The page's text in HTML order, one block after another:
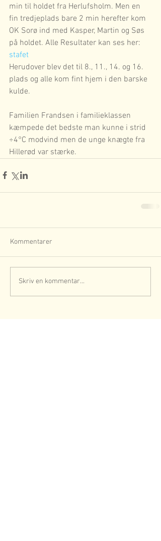
min til holdet fra Herlufsholm. Men en
fin tredjeplads bare 2 min herefter kom
OK Sorø ind med Kasper, Martin og Søs
på holdet. Alle Resultater kan ses her:
stafet
Herudover blev det til 8., 11., 14. og 16.
plads og alle kom fint hjem i den barske
kulde.
Familien Frandsen i familieklassen
kæmpede det bedste man kunne i strid
÷4°C modvind men de unge knægte fra
Hillerød var stærke.
Kommentarer
Skriv en kommentar...